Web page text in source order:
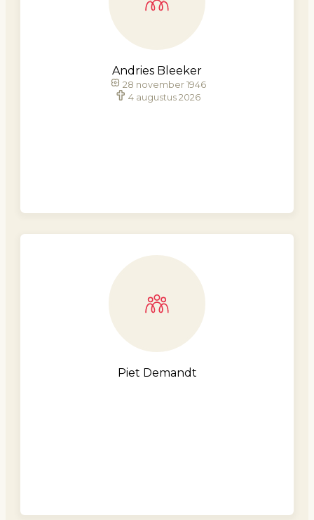
Andries Bleeker
28 november 1946
4 augustus 2026
Piet Demandt